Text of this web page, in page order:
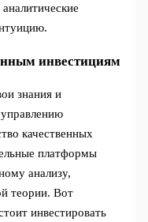
инвестициям
знания и
качественных
платформы
анализу,
теории. Вот
инвестировать